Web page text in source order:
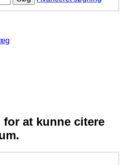
at kunne citere